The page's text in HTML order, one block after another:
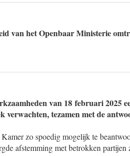
van het Openbaar Ministerie
van 18 februari 2025
verwachten, tezamen met de
zo spoedig mogelijk te
afstemming met betrokken